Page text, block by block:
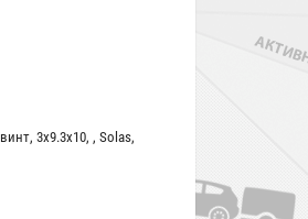
винт, 3x9.3x10, , Solas,